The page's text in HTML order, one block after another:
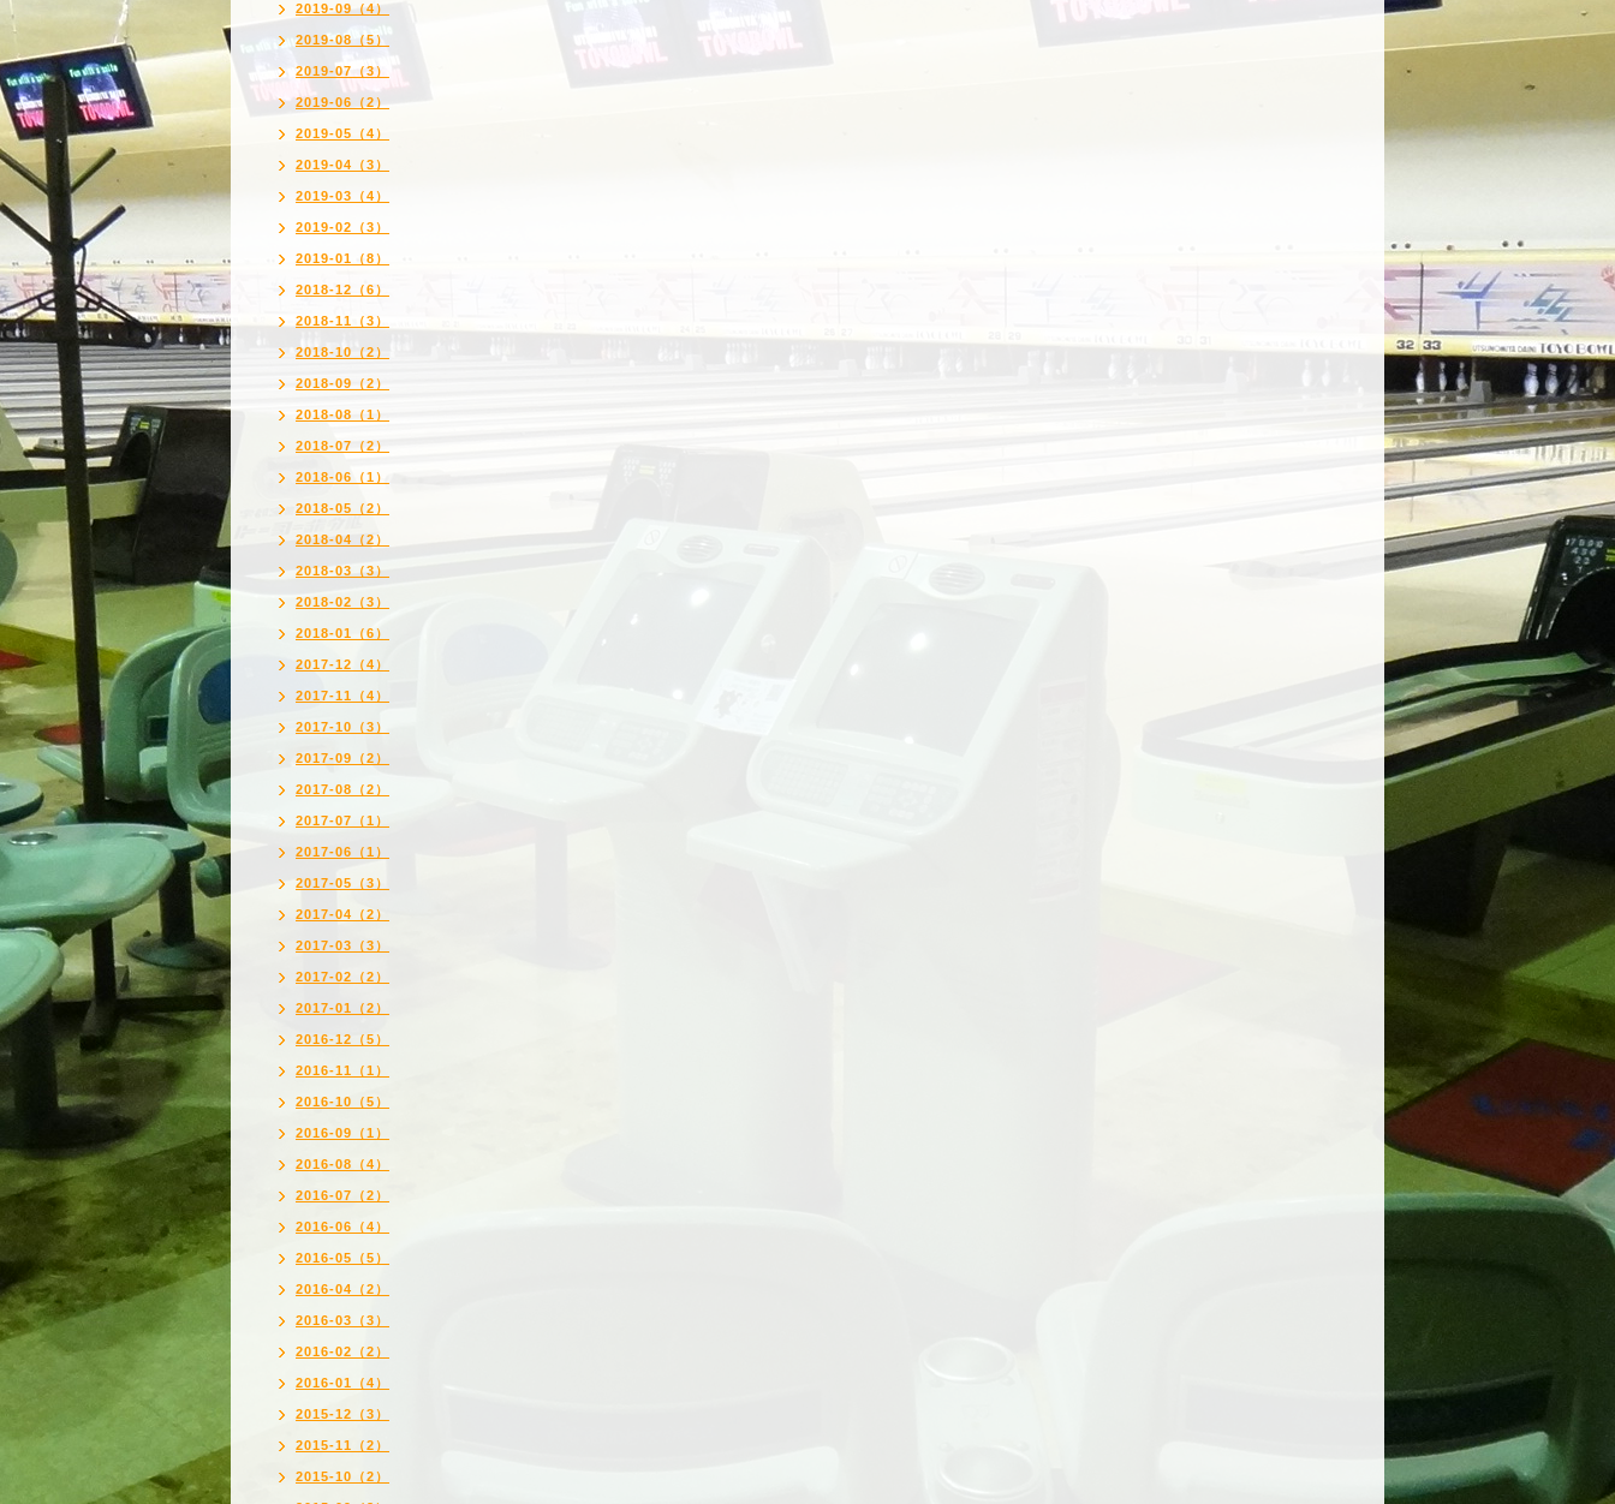
2019-09（4）
2019-08（5）
2019-07（3）
2019-06（2）
2019-05（4）
2019-04（3）
2019-03（4）
2019-02（3）
2019-01（8）
2018-12（6）
2018-11（3）
2018-10（2）
2018-09（2）
2018-08（1）
2018-07（2）
2018-06（1）
2018-05（2）
2018-04（2）
2018-03（3）
2018-02（3）
2018-01（6）
2017-12（4）
2017-11（4）
2017-10（3）
2017-09（2）
2017-08（2）
2017-07（1）
2017-06（1）
2017-05（3）
2017-04（2）
2017-03（3）
2017-02（2）
2017-01（2）
2016-12（5）
2016-11（1）
2016-10（5）
2016-09（1）
2016-08（4）
2016-07（2）
2016-06（4）
2016-05（5）
2016-04（2）
2016-03（3）
2016-02（2）
2016-01（4）
2015-12（3）
2015-11（2）
2015-10（2）